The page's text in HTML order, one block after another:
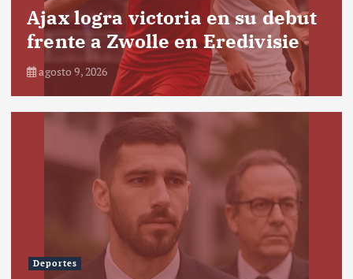
Ajax logra victoria en su debut
frente a Zwolle en Eredivisie
agosto 9, 2026
Deportes